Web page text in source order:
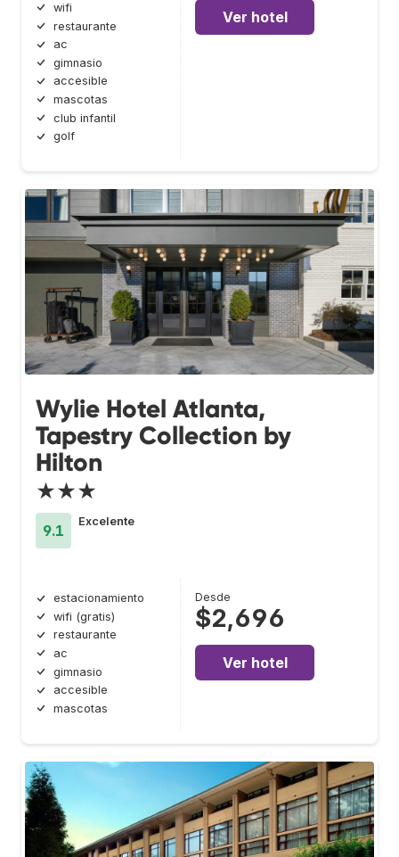
wifi
restaurante
ac
gimnasio
accesible
mascotas
club infantil
golf
Ver hotel
Wylie Hotel Atlanta,
Tapestry Collection by
Hilton
★★★
9.1
Excelente
estacionamiento
wifi (gratis)
restaurante
ac
gimnasio
accesible
mascotas
Desde
$2,696
Ver hotel